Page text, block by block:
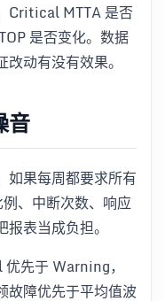
Critical MTTA 是否
是否变化。数据
动有没有效果。
音
如果每周都要求所有
、中断次数、响应
表当成负担。
先于 Warning，
故障优先于平均值波